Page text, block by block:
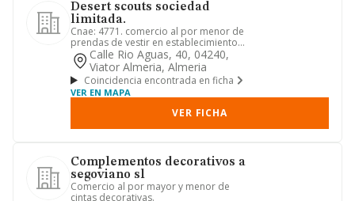
Desert scouts sociedad
limitada.
Cnae: 4771. comercio al por menor de
prendas de vestir en establecimientos
especializados
Calle Rio Aguas, 40, 04240,
Viator Almeria, Almeria
Coincidencia encontrada en ficha
VER EN MAPA
VER FICHA
Complementos decorativos a
segoviano sl
Comercio al por mayor y menor de
cintas decorativas.